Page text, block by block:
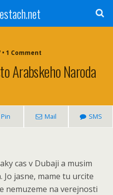
• 1 Comment
Arabskeho Naroda
Pin Mail SMS
cas v Dubaji a musim
Jo jasne, mame tu urcite
nemuzeme na verejnosti